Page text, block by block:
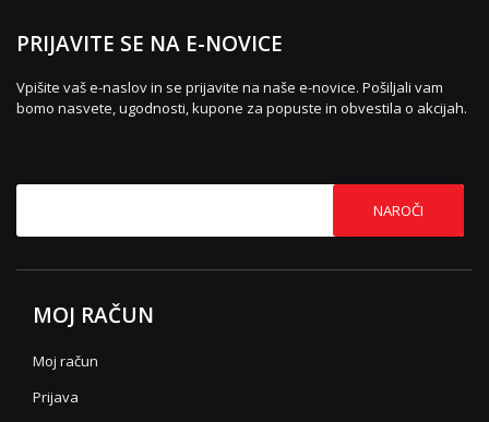
PRIJAVITE SE NA E-NOVICE
Vpišite vaš e-naslov in se prijavite na naše e-novice. Pošiljali vam
bomo nasvete, ugodnosti, kupone za popuste in obvestila o akcijah.
NAROČI
MOJ RAČUN
Moj račun
Prijava